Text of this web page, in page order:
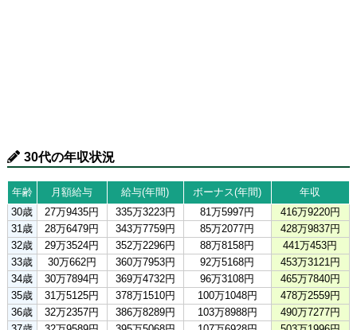
30代の年収状況
年齢 月額給与 給与(年間) ボーナス(年間)
年収
30歳
27万9435円 335万3223円 81万5997円
416万9220円
31歳
28万6479円 343万7759円 85万2077円
428万9837円
32歳
29万3524円 352万2296円 88万8158円
441万453円
33歳
30万662円 360万7953円 92万5168円
453万3121円
34歳
30万7894円 369万4732円 96万3108円
465万7840円
35歳
31万5125円 378万1510円 100万1048円
478万2559円
36歳
32万2357円 386万8289円 103万8988円
490万7277円